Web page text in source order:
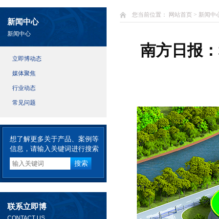
新闻中心
新闻中心
立即博动态
媒体聚焦
行业动态
常见问题
想了解更多关于产品、案例等
信息，请输入关键词进行搜索
联系立即博
您当前位置： 网站首页 > 新闻中
南方日报